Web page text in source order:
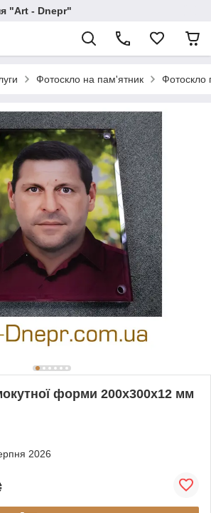
"Art - Dnepr"
Фотоскло на пам'ятник Фотоскло
форми 200х300х12 мм
2026